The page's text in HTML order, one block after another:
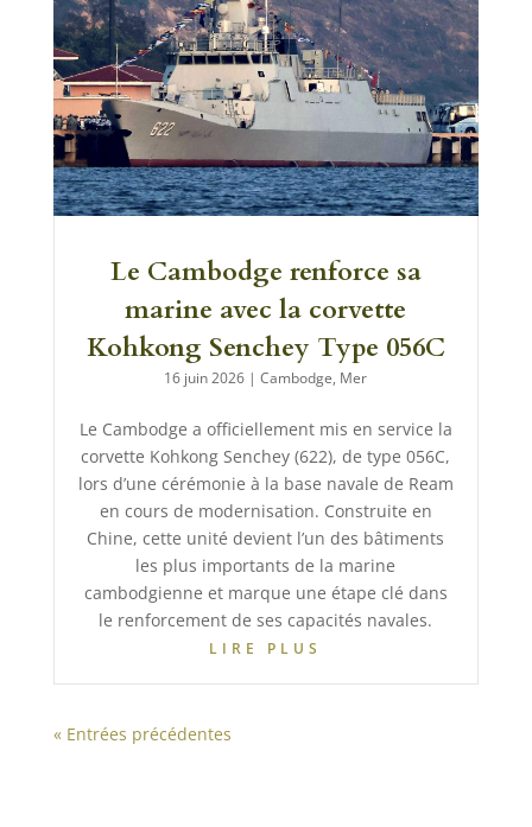
Le Cambodge renforce sa
marine avec la corvette
Kohkong Senchey Type 056C
16 juin 2026 |Cambodge, Mer
Le Cambodge a officiellement mis en service la
corvette Kohkong Senchey (622), de type 056C,
lors d’une cérémonie à la base navale de Ream
en cours de modernisation. Construite en
Chine, cette unité devient l’un des bâtiments
les plus importants de la marine
cambodgienne et marque une étape clé dans
le renforcement de ses capacités navales.
LIRE PLUS
« Entrées précédentes